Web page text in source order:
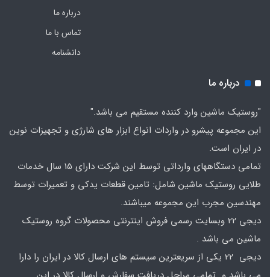
درباره ما
تماس با ما
دانشنامه
درباره ما
"روستیک ماشین وارد کننده مستقیم می باشد."
این مجموعه پیشرو در واردات انواع ابزار های شارژی و تجهیزات نوین
در ایران است.
تمامی دستگاههای وارداتی توسط این شرکت دارای 15 سال خدمات
طلایی روستیک ماشین شامل: تامین قطعات یدکی و تعمیرات توسط
مهندسین مجرب این مجموعه میباشند.
دیجی 22 وبسایت رسمی فروش اینترنتی محصولات گروه روستیک
ماشین می باشد .
دیجی 22 یکی از سریعترین سیستم های ارسال کالا در ایران را دارا